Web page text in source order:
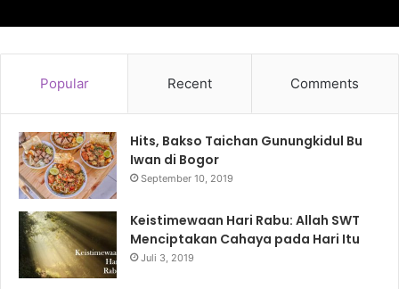
Popular Recent Comments
Hits, Bakso Taichan Gunungkidul Bu
Iwan di Bogor
September 10, 2019
Keistimewaan Hari Rabu: Allah SWT
Menciptakan Cahaya pada Hari Itu
Juli 3, 2019